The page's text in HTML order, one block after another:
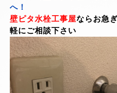
へ！
壁ピタ水栓工事屋ならお急
軽にご相談下さい